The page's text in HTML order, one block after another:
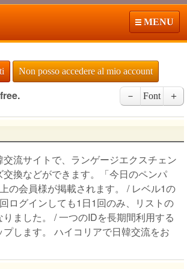
MENU
Non posso accedere al mio account
－ Font ＋
流サイトで、ランゲージエクスチェン
交換などができます。「今日のペンパ
の会員様が掲載されます。 / レベル1の
ログインしても1日1回のみ、リストの
ました。 / 一つのIDを長期間利用する
プします。 ハイコリアで日韓交流をお